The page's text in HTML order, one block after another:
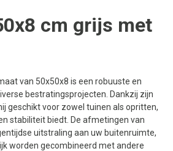
cm grijs met
van 50x50x8 is een robuuste en
bestratingsprojecten. Dankzij zijn
geschikt voor zowel tuinen als opritten,
stabiliteit biedt. De afmetingen van
uitstraling aan uw buitenruimte,
worden gecombineerd met andere